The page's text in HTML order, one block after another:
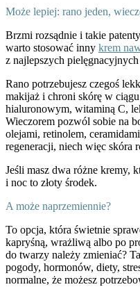
Może lepiej: rano jeden,
Brzmi rozsądnie i takie
warto stosować inny krem
z najlepszych
Rano potrzebujesz czegoś
makijaż i chroni skórę w
hialuronowym, witaminą C,
Wieczorem pozwól sobie na
olejami, retinolem,
regeneracji, niech więc skóra
Jeśli masz dwa różne kremy,
i noc to złoty środek.
A może naprzemiennie?
To opcja, która świetnie
kapryśną, wrażliwą albo po
do twarzy należy zmieniać?
pogody, hormonów, diety,
normalne, że możesz